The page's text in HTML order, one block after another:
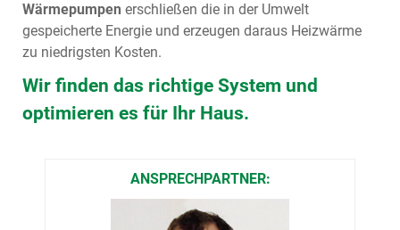
Wärmepumpen erschließen die in der Umwelt
gespeicherte Energie und erzeugen daraus Heizwärme
zu niedrigsten Kosten.
Wir finden das richtige System und
optimieren es für Ihr Haus.
ANSPRECHPARTNER: